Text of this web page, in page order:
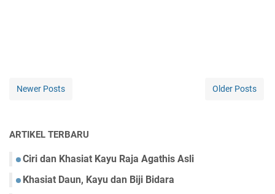
Newer Posts Older Posts
ARTIKEL TERBARU
Ciri dan Khasiat Kayu Raja Agathis Asli
Khasiat Daun, Kayu dan Biji Bidara